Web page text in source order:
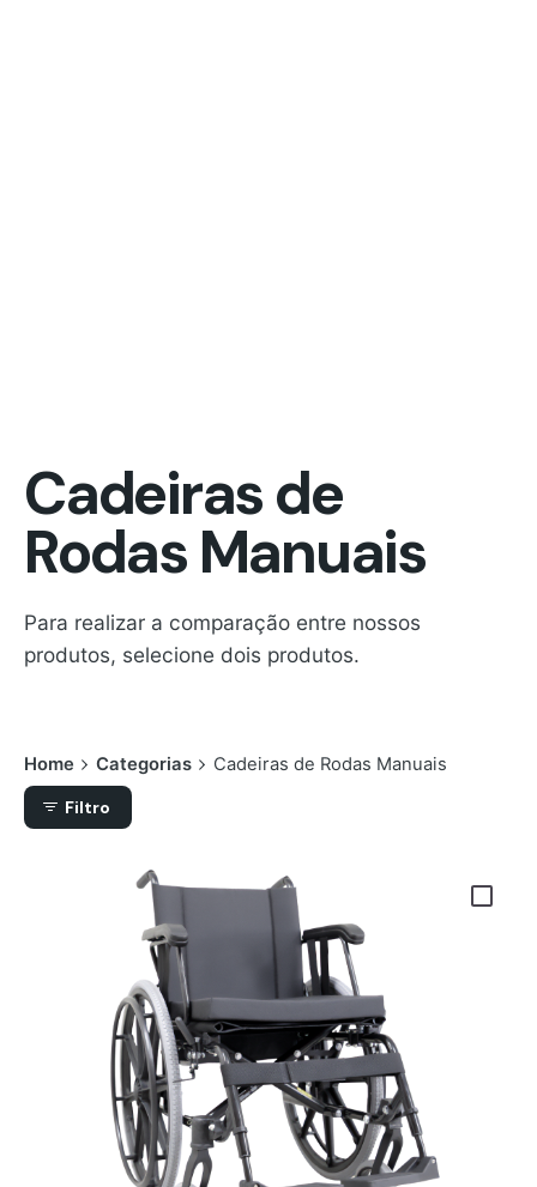
Cadeiras de
Rodas Manuais
Para realizar a comparação entre nossos
produtos, selecione dois produtos.
Home Categorias Cadeiras de Rodas Manuais
Filtro